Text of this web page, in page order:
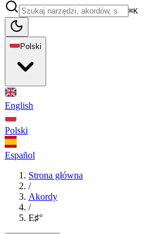
⌘K
Polski
English
Polski
Español
Strona główna
/
Akordy
/
E♯°